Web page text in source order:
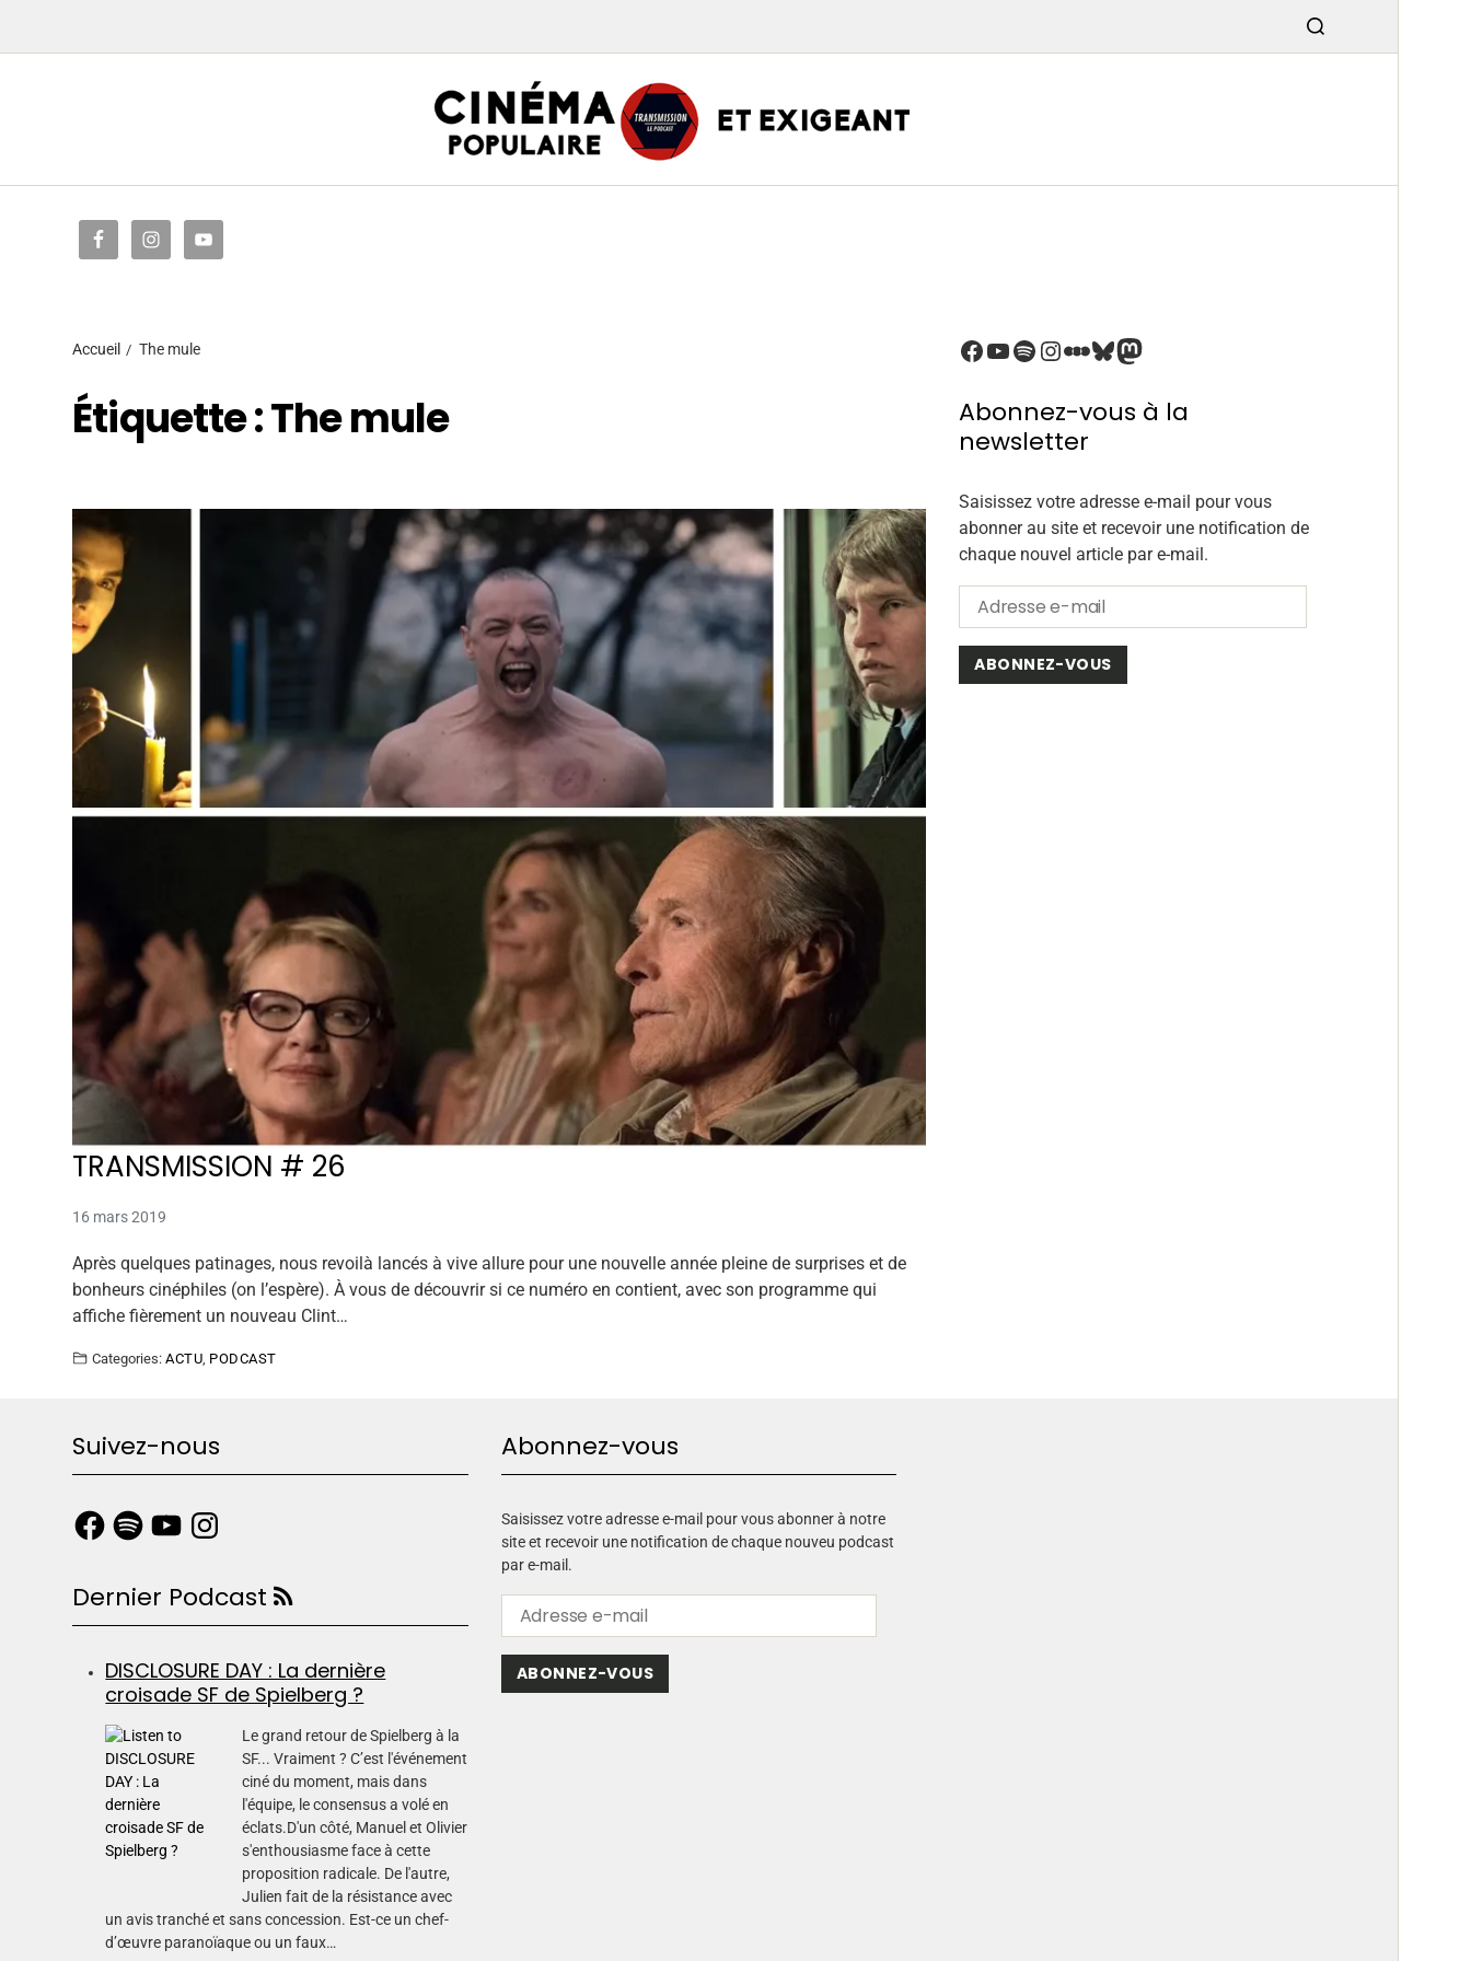
TRANSMISSIO
Accueil The mule
Étiquette :The mule
TRANSMISSION # 26
16 mars 2019
Après quelques patinages, nous revoilà lancés à vive allure pour une nouvelle année pleine de surprises et de
bonheurs cinéphiles (on l’espère). À vous de découvrir si ce numéro en contient, avec son programme qui
affiche fièrement un nouveau Clint…
Categories: ACTU PODCAST
Abonnez-vous à la
newsletter
Saisissez votre adresse e-mail pour vous
abonner au site et recevoir une notification de
chaque nouvel article par e-mail.
ABONNEZ-VOUS
Suivez-nous
Dernier Podcast
DISCLOSURE DAY : La dernière
croisade SF de Spielberg ?
Le grand retour de Spielberg à la
SF... Vraiment ? C’est l'événement
ciné du moment, mais dans
l'équipe, le consensus a volé en
éclats.D'un côté, Manuel et Olivier
s'enthousiasme face à cette
proposition radicale. De l'autre,
Julien fait de la résistance avec
un avis tranché et sans concession. Est-ce un chef-
d’œuvre paranoïaque ou un faux…
Abonnez-vous
Saisissez votre adresse e-mail pour vous abonner à notre
site et recevoir une notification de chaque nouveu podcast
par e-mail.
ABONNEZ-VOUS